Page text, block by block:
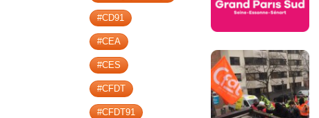
#CD91
#CEA
#CES
#CFDT
#CFDT91